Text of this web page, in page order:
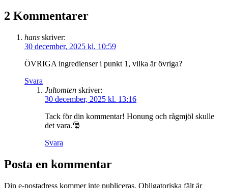
2 Kommentarer
hans skriver:
30 december, 2025 kl. 10:59
ÖVRIGA ingredienser i punkt 1, vilka är övriga?
Svara
Jultomten skriver:
30 december, 2025 kl. 13:16
Tack för din kommentar! Honung och rågmjöl skulle
det vara.🎅
Svara
Posta en kommentar
Din e-postadress kommer inte publiceras. Obligatoriska fält är